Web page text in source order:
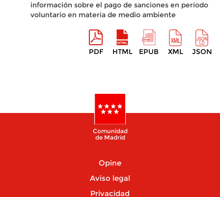
información sobre el pago de sanciones en período
voluntario en materia de medio ambiente
PDF HTML EPUB XML JSON
Comunidad
de Madrid
Opine
Aviso legal
Privacidad